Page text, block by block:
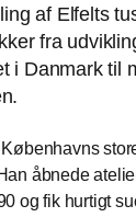
af Elfelts
fra
i Danmark til
åbnede
og fik hurtigt